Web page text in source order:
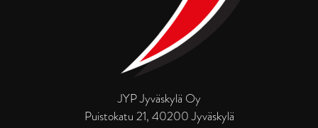
JYP Jyväskylä Oy
Puistokatu 21, 40200 Jyväskylä